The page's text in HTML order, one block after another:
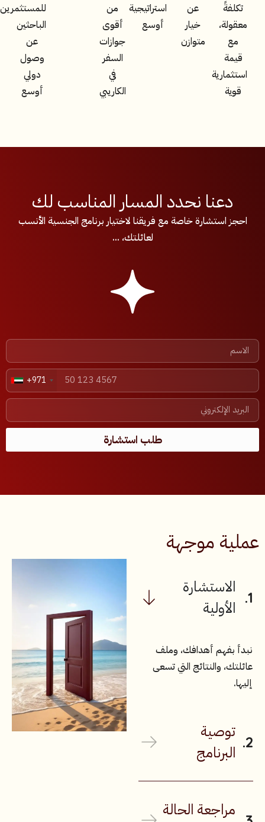
عن
خيار
متوازن
استراتيجية
أوسع
تكلفةً
معقولة،
مع
قيمة
استثمارية
قوية
من
أقوى
جوازات
السفر
في
الكاريبي
للمستثمرين
الباحثين
عن
وصول
دولي
أوسع
دعنا نحدد المسار المناسب لك
احجز استشارة خاصة مع فريقنا لاختيار برنامج الجنسية الأنسب
لعائلتك، ...
+971
طلب استشارة
عملية موجهة
الاستشارة
الأولية
نبدأ بفهم أهدافك، وملف
عائلتك، والنتائج التي تسعى
إليها.
توصية
البرنامج
مراجعة الحالة